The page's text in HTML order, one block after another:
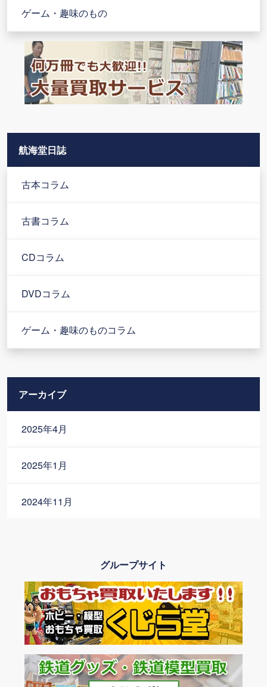
ゲーム・趣味のもの
航海堂日誌
古本コラム
古書コラム
CDコラム
DVDコラム
ゲーム・趣味のものコラム
アーカイブ
2025年4月
2025年1月
2024年11月
グループサイト